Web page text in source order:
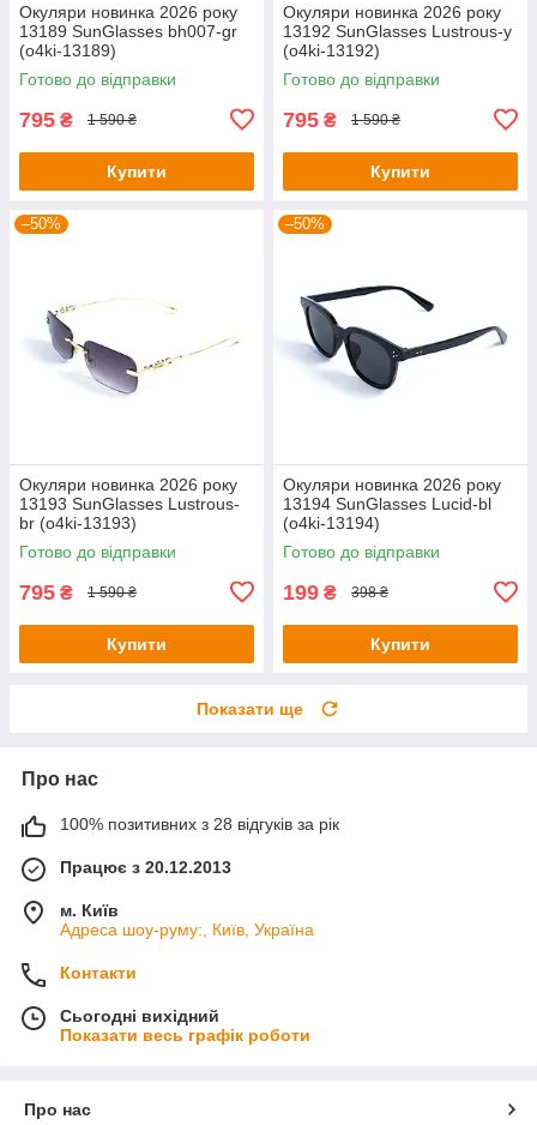
Окуляри новинка 2026 року
13189 SunGlasses bh007-gr
(o4ki-13189)
Готово до відправки
795 ₴ 1 590 ₴
Купити
Окуляри новинка 2026 року
13192 SunGlasses Lustrous-y
(o4ki-13192)
Готово до відправки
795 ₴ 1 590 ₴
Купити
–50%
Окуляри новинка 2026 року
13193 SunGlasses Lustrous-
br (o4ki-13193)
Готово до відправки
795 ₴ 1 590 ₴
Купити
–50%
Окуляри новинка 2026 року
13194 SunGlasses Lucid-bl
(o4ki-13194)
Готово до відправки
199 ₴ 398 ₴
Купити
Показати ще
Про нас
100% позитивних з 28 відгуків за рік
Працює з 20.12.2013
м. Київ
Адреса шоу-руму:, Київ, Україна
Контакти
Сьогодні вихідний
Показати весь графік роботи
Про нас